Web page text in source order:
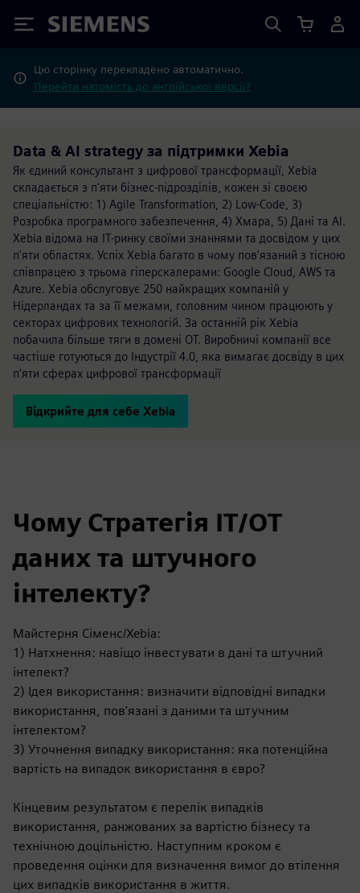
Siemens
Цю сторінку перекладено автоматично.
Перейти натомість до англійської версії?
Data & AI strategy за підтримки Xebia
Як єдиний консультант з цифрової трансформації, Xebia
складається з п'яти бізнес-підрозділів, кожен зі своєю
спеціальністю: 1) Agile Transformation, 2) Low-Code, 3)
Розробка програмного забезпечення, 4) Хмара, 5) Дані та AI.
Xebia відома на ІТ-ринку своїми знаннями та досвідом у цих
п'яти областях. Успіх Xebia багато в чому пов'язаний з тісною
співпрацею з трьома гіперскалерами: Google Cloud, AWS та
Azure. Xebia обслуговує 250 найкращих компаній у
Нідерландах та за її межами, головним чином працюють у
секторах цифрових технологій. За останній рік Xebia
побачила більше тяги в домені OT. Виробничі компанії все
частіше готуються до Індустрії 4.0, яка вимагає досвіду в цих
п'яти сферах цифрової трансформації
Відкрийте для себе Xebia
Чому Стратегія ІТ/ОТ
даних та штучного
інтелекту?
Майстерня Сіменс/Xebia:
1) Натхнення: навіщо інвестувати в дані та штучний
інтелект?
2) Ідея використання: визначити відповідні випадки
використання, пов'язані з даними та штучним
інтелектом?
3) Уточнення випадку використання: яка потенційна
вартість на випадок використання в євро?
Кінцевим результатом є перелік випадків
використання, ранжованих за вартістю бізнесу та
технічною доцільністю. Наступним кроком є
проведення оцінки для визначення вимог до втілення
цих випадків використання в життя.